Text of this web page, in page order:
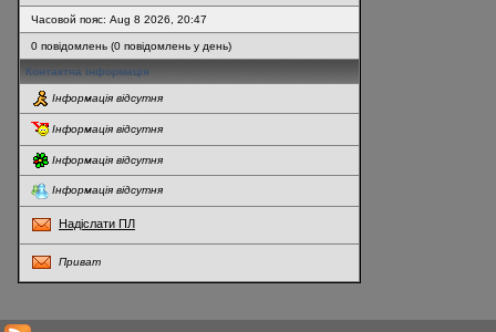
Часовой пояс: Aug 8 2026, 20:47
0 повідомлень (0 повідомлень у день)
Контактна інформація
Інформація відсутня
Інформація відсутня
Інформація відсутня
Інформація відсутня
Надіслати ПЛ
Приват